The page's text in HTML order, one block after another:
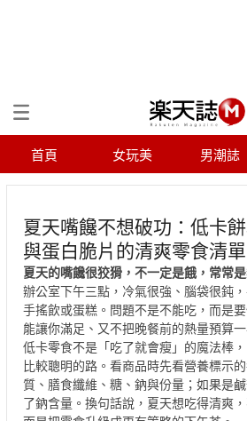
首頁 女玩美 男潮誌
夏天嘴饞不想破功：低卡
與蛋白脆片的清爽零食清單
夏天的嘴饞很狡猾，不一定是餓，常常
辦公室下午三點，冷氣很強、腦袋很鈍
手搖飲或蛋糕。問題不是不能吃，而是
能讓你滿足、又不把晚餐前的熱量預算一
低卡零食不是「吃了就會瘦」的魔法棒
比較聰明的路。看商品時先看營養標示
質、膳食纖維、糖、鈉與份量；如果是
了鈉含量。換句話說，夏天想吃得清爽